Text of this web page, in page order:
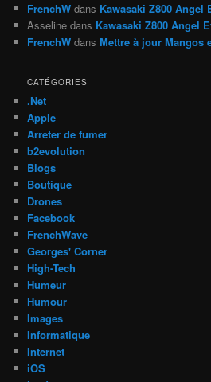
FrenchW dans Kawasaki Z800 Angel
Asseline dans Kawasaki Z800 Angel
FrenchW dansMettre à jour Mangos
CATÉGORIES
.Net
Apple
Arreter de fumer
b2evolution
Blogs
Boutique
Drones
Facebook
FrenchWave
Georges' Corner
High-Tech
Humeur
Humour
Images
Informatique
Internet
iOS